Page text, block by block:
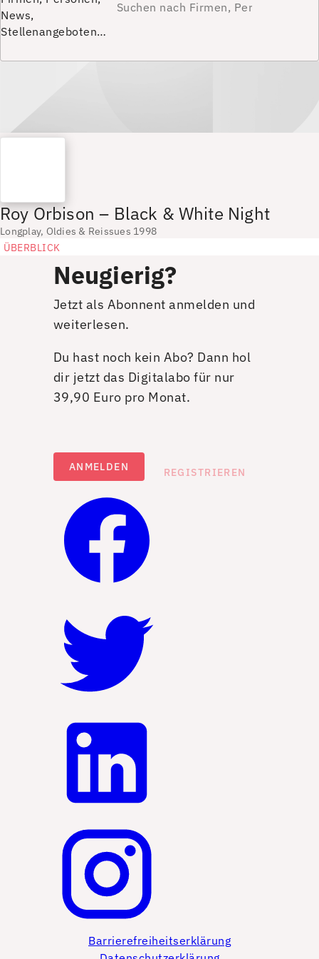
News,
Stellenangeboten…
Roy Orbison – Black & White Night
Longplay, Oldies & Reissues 1998
ÜBERBLICK
Neugierig?
Jetzt als Abonnent anmelden und
weiterlesen.
Du hast noch kein Abo? Dann hol
dir jetzt das Digitalabo für nur
39,90 Euro pro Monat.
ANMELDEN REGISTRIEREN
Barrierefreiheitserklärung